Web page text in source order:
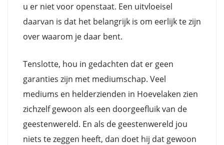
u er niet voor openstaat. Een uitvloeisel
daarvan is dat het belangrijk is om eerlijk te zijn
over waarom je daar bent.
Tenslotte, hou in gedachten dat er geen
garanties zijn met mediumschap. Veel
mediums en helderzienden in Hoevelaken zien
zichzelf gewoon als een doorgeefluik van de
geestenwereld. En als de geestenwereld jou
niets te zeggen heeft, dan doet hij dat gewoon